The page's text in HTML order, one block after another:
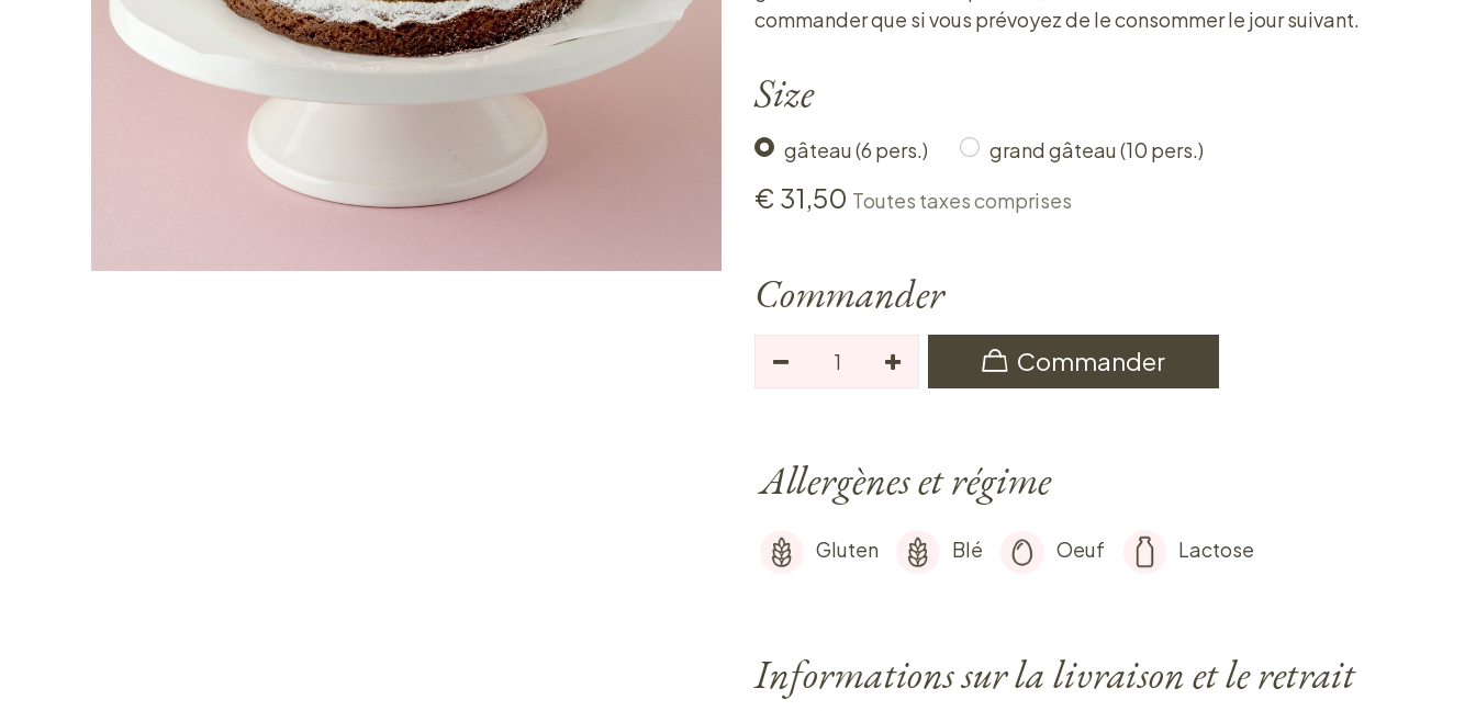
commander que si vous prévoyez de le consommer le jour suivant.
Size
gâteau (6 pers.) grand gâteau (10 pers.)
€ 31,50 Toutes taxes comprises
Commander
Commander
Allergènes et régime
Gluten Blé Oeuf Lactose
Informations sur la livraison et le retrait